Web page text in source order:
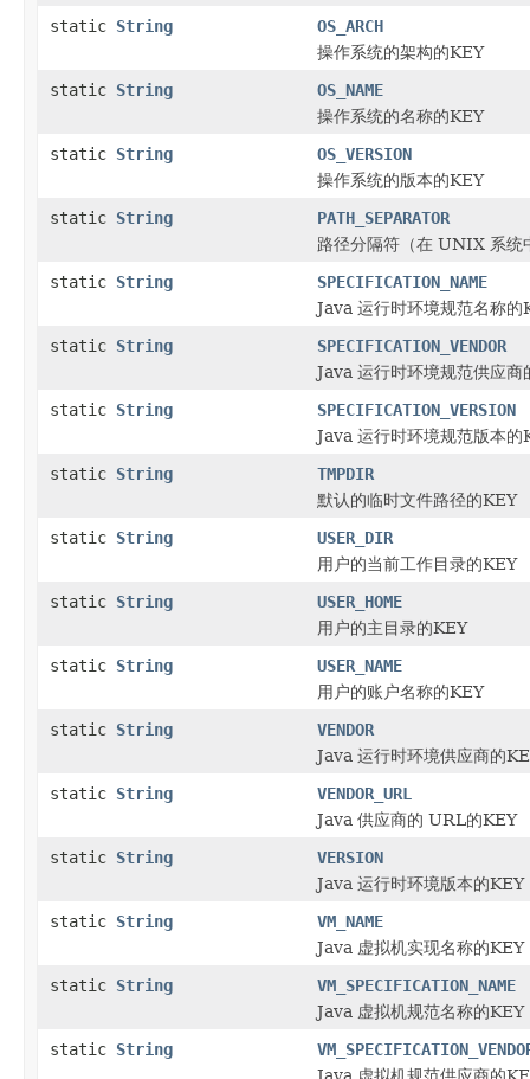
static String
OS_ARCH
操作系统的架构的KEY
static String
OS_NAME
操作系统的名称的KEY
static String
OS_VERSION
操作系统的版本的KEY
static String
PATH_SEPARATOR
路径分隔符（在 UNIX 系统
static String
SPECIFICATION_NAME
Java 运行时环境规范名称的
static String
SPECIFICATION_VENDOR
Java 运行时环境规范供应商
static String
SPECIFICATION_VERSION
Java 运行时环境规范版本的
static String
TMPDIR
默认的临时文件路径的KEY
static String
USER_DIR
用户的当前工作目录的KEY
static String
USER_HOME
用户的主目录的KEY
static String
USER_NAME
用户的账户名称的KEY
static String
VENDOR
Java 运行时环境供应商的
static String
VENDOR_URL
Java 供应商的 URL的KEY
static String
VERSION
Java 运行时环境版本的KEY
static String
VM_NAME
Java 虚拟机实现名称的KEY
static String
VM_SPECIFICATION_NAME
Java 虚拟机规范名称的KEY
static String
Java 虚拟机规范供应商的